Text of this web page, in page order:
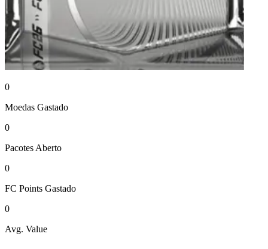
0
Moedas Gastado
0
Pacotes Aberto
0
FC Points Gastado
0
Avg. Value